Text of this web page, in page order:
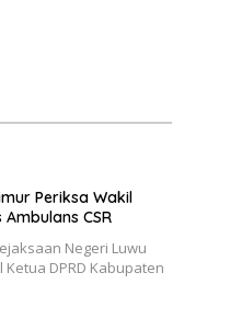
Wakil
Ambulans CSR
Negeri Luwu
DPRD Kabupaten